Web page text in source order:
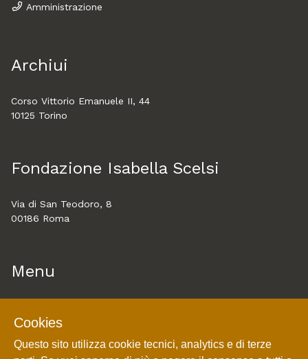
Amministrazione
Archiui
Corso Vittorio Emanuele II, 44
10125 Torino
Fondazione Isabella Scelsi
Via di San Teodoro, 8
00186 Roma
Menu
About
Esplora
Cookies
Questo sito utilizza cookie tecnici, analytics e di terze